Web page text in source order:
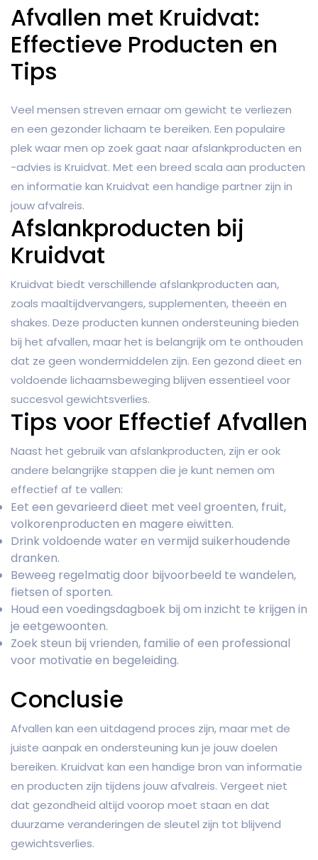
Afvallen met Kruidvat:
Effectieve Producten en
Tips
Veel mensen streven ernaar om gewicht te verliezen
en een gezonder lichaam te bereiken. Een populaire
plek waar men op zoek gaat naar afslankproducten en
-advies is Kruidvat. Met een breed scala aan producten
en informatie kan Kruidvat een handige partner zijn in
jouw afvalreis.
Afslankproducten bij
Kruidvat
Kruidvat biedt verschillende afslankproducten aan,
zoals maaltijdvervangers, supplementen, theeën en
shakes. Deze producten kunnen ondersteuning bieden
bij het afvallen, maar het is belangrijk om te onthouden
dat ze geen wondermiddelen zijn. Een gezond dieet en
voldoende lichaamsbeweging blijven essentieel voor
succesvol gewichtsverlies.
Tips voor Effectief Afvallen
Naast het gebruik van afslankproducten, zijn er ook
andere belangrijke stappen die je kunt nemen om
effectief af te vallen:
Eet een gevarieerd dieet met veel groenten, fruit,
volkorenproducten en magere eiwitten.
Drink voldoende water en vermijd suikerhoudende
dranken.
Beweeg regelmatig door bijvoorbeeld te wandelen,
fietsen of sporten.
Houd een voedingsdagboek bij om inzicht te krijgen in
je eetgewoonten.
Zoek steun bij vrienden, familie of een professional
voor motivatie en begeleiding.
Conclusie
Afvallen kan een uitdagend proces zijn, maar met de
juiste aanpak en ondersteuning kun je jouw doelen
bereiken. Kruidvat kan een handige bron van informatie
en producten zijn tijdens jouw afvalreis. Vergeet niet
dat gezondheid altijd voorop moet staan en dat
duurzame veranderingen de sleutel zijn tot blijvend
gewichtsverlies.